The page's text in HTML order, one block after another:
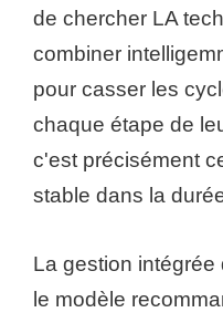
de chercher LA
combiner
pour casser les
chaque étape de
c'est précisément
stable dans la
La gestion
le modèle